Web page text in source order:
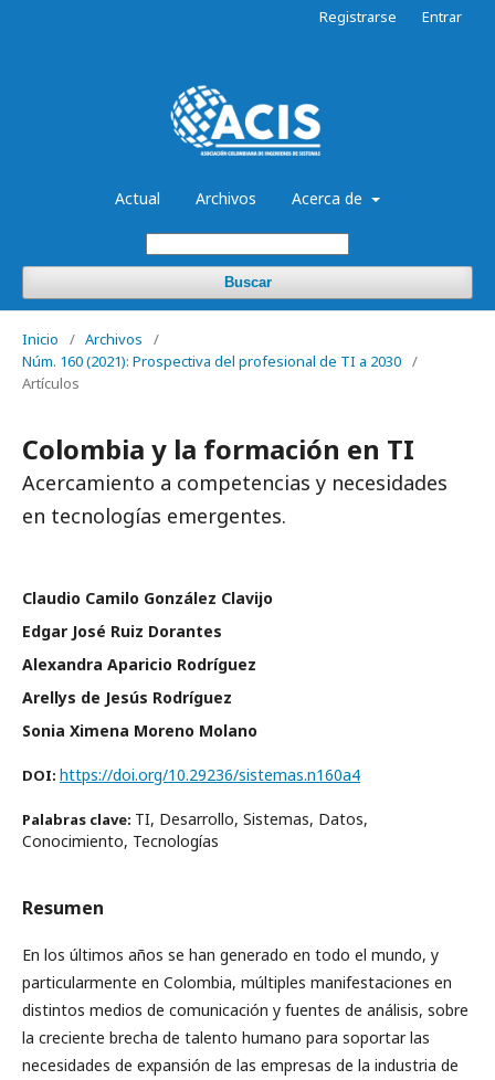
Actual Archivos Acerca de
Buscar
Registrarse Entrar
Inicio / Archivos
/
Núm. 160 (2021): Prospectiva del profesional de TI a 2030 /
Artículos
Colombia y la formación en TI
Acercamiento a competencias y necesidades
en tecnologías emergentes.
Claudio Camilo González Clavijo
Edgar José Ruiz Dorantes
Alexandra Aparicio Rodríguez
Arellys de Jesús Rodríguez
Sonia Ximena Moreno Molano
DOI: https://doi.org/10.29236/sistemas.n160a4
Palabras clave: TI, Desarrollo, Sistemas, Datos,
Conocimiento, Tecnologías
Resumen
En los últimos años se han generado en todo el mundo, y
particularmente en Colombia, múltiples manifestaciones en
distintos medios de comunicación y fuentes de análisis, sobre
la creciente brecha de talento humano para soportar las
necesidades de expansión de las empresas de la industria de